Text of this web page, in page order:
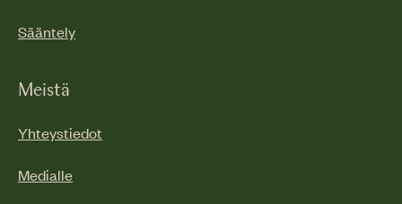
Sääntely
Meistä
Yhteystiedot
Medialle